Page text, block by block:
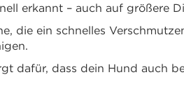
erkannt – auch auf größere
die ein schnelles
dafür, dass dein Hund auch